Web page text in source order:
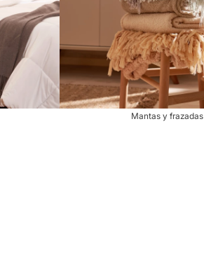
Mantas y frazadas